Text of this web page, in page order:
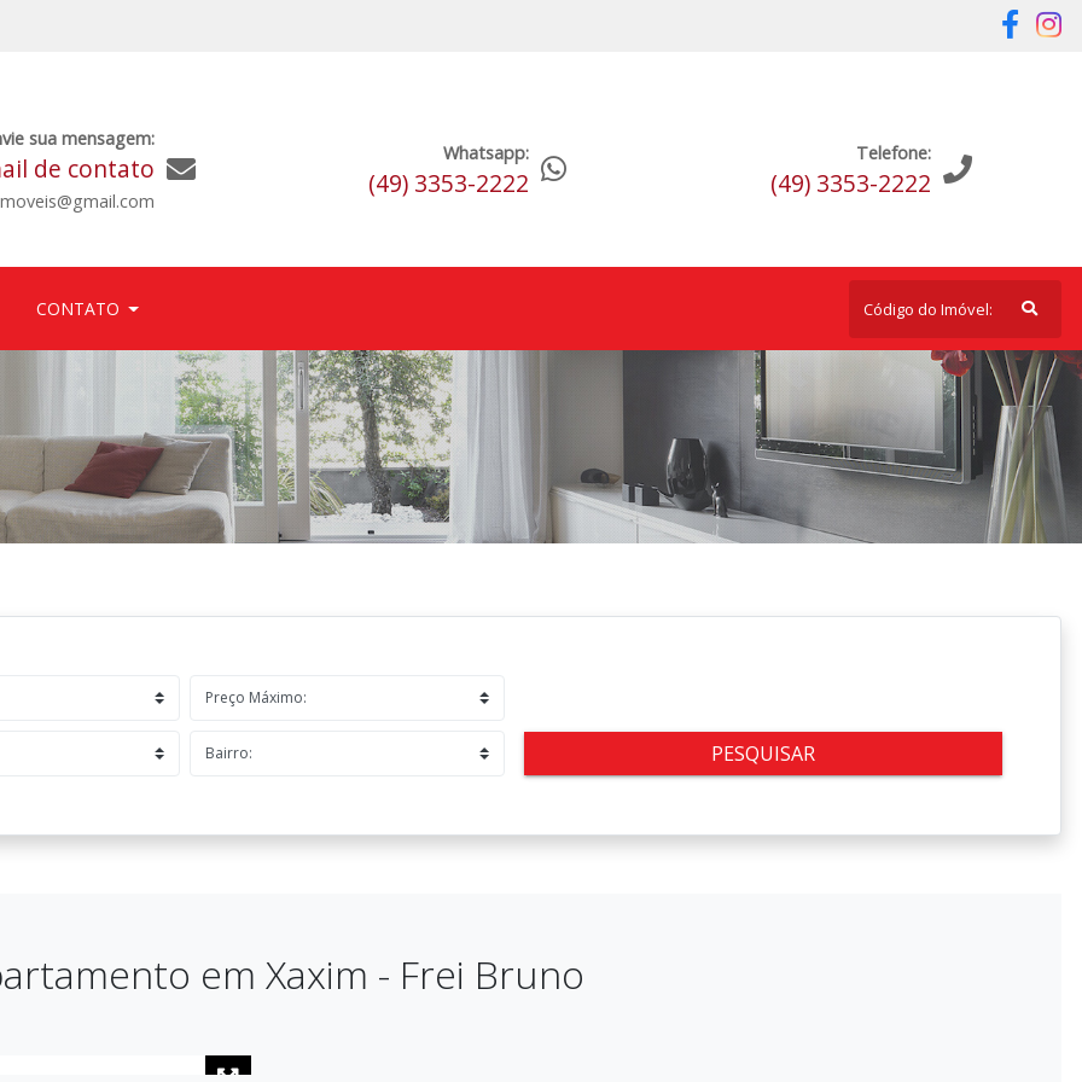
sua mensagem:
de contato Whatsapp:
(49) 3353-2222
Telefone:
(49) 3353-2222
CONTATO
PESQUISAR
em Xaxim - Frei Bruno